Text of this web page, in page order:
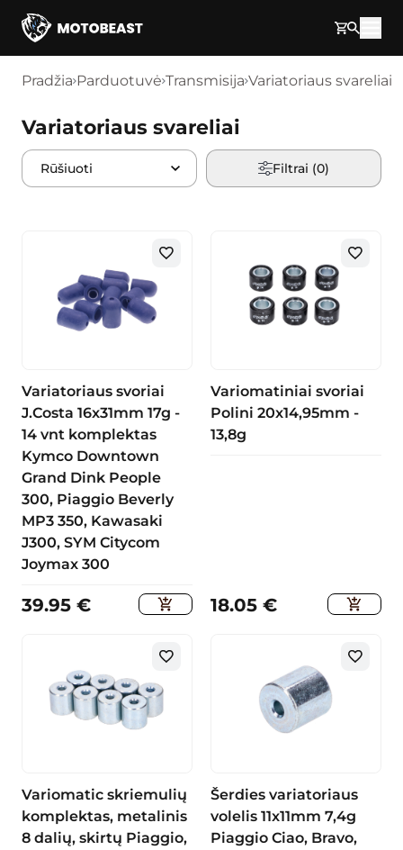
Pereikite prie turinio
Pradžia Parduotuvė Transmisija Variatoriaus svareliai
Variatoriaus svareliai
Filtrai (0)
Variatoriaus svoriai
J.Costa 16x31mm 17g -
14 vnt komplektas
Kymco Downtown
Grand Dink People
300, Piaggio Beverly
MP3 350, Kawasaki
J300, SYM Citycom
Joymax 300
39.95 €
Variomatiniai svoriai
Polini 20x14,95mm -
13,8g
18.05 €
Variomatic skriemulių
komplektas, metalinis
8 dalių, skirtų Piaggio,
Šerdies variatoriaus
volelis 11x11mm 7,4g
Piaggio Ciao, Bravo,